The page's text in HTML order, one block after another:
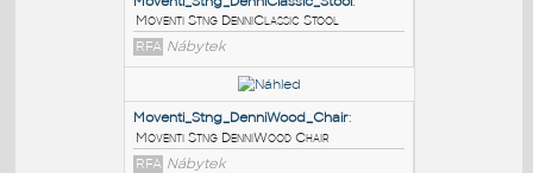
PODOBNÉ BLOKY